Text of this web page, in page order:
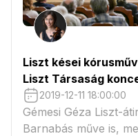
Liszt kései
Liszt Társaság
2019-12-11 18:00:00
Gémesi Géza Liszt-
Barnabás műve is,